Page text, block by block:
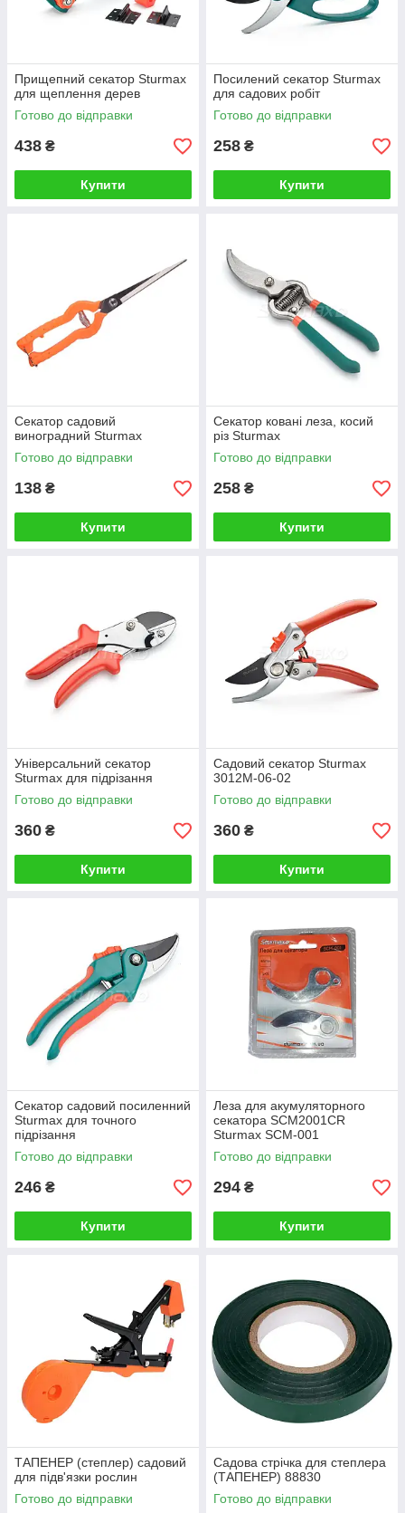
Прищепний секатор Sturmax
для щеплення дерев
Готово до відправки
438 ₴
Купити
Посилений секатор Sturmax
для садових робіт
Готово до відправки
258 ₴
Купити
Секатор садовий
виноградний Sturmax
Готово до відправки
138 ₴
Купити
Секатор ковані леза, косий
різ Sturmax
Готово до відправки
258 ₴
Купити
Універсальний секатор
Sturmax для підрізання
Готово до відправки
360 ₴
Купити
Садовий секатор Sturmax
3012M-06-02
Готово до відправки
360 ₴
Купити
Секатор садовий посиленний
Sturmax для точного
підрізання
Готово до відправки
246 ₴
Купити
Леза для акумуляторного
секатора SCM2001CR
Sturmax SCM-001
Готово до відправки
294 ₴
Купити
ТАПЕНЕР (cтеплер) садовий
для підв'язки рослин
Готово до відправки
Садова стрічка для степлера
(ТАПЕНЕР) 88830
Готово до відправки